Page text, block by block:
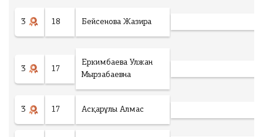
3 18 Бейсенова Жазира
3 17
Еркимбаева Улжан
Мырзабаевна
3 17 Асқарұлы Алмас